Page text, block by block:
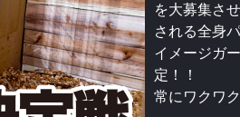
を大募集さ
される全身
イメージガ
定！！
常にワクワ